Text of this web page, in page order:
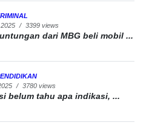
/ 3399 views
dari MBG beli mobil ...
/ 3780 views
belum tahu apa indikasi, ...